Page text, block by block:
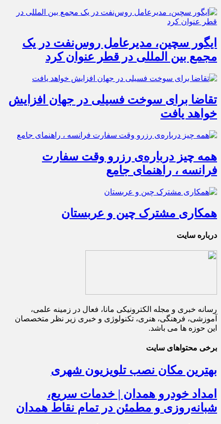
ایگور سچین، مدیرعامل روس‌نفت در یک
مجمع بین المللی در قطر عنوان کرد
تقاضا برای سوخت فسیلی در جهان افزایش
خواهد یافت
همه چیز درباره‌ی رزرو وقت سفارت
فرانسه ، راهنمای جامع
همکاری مشترک چین و عربستان
درباره سایت
رسانه خبری و مجله الکترونیکی مانا، فعال در زمینه علمی،
آموزشی، فرهنگی، هنری، تکنولوژی و خبری زیر نظر متخصصان
این حوزه ها می باشد.
برخی محتواهای سایت
بهترین مکان نصب تلویزیون شهری
امداد خودرو همدان | خدمات سریع،
شبانه‌روزی و مطمئن در تمام نقاط همدان